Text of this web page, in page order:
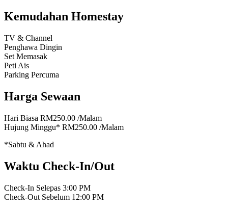
Kemudahan Homestay
TV & Channel
Penghawa Dingin
Set Memasak
Peti Ais
Parking Percuma
Harga Sewaan
Hari Biasa RM250.00 /Malam
Hujung Minggu* RM250.00 /Malam
*Sabtu & Ahad
Waktu Check-In/Out
Check-In Selepas 3:00 PM
Check-Out Sebelum 12:00 PM